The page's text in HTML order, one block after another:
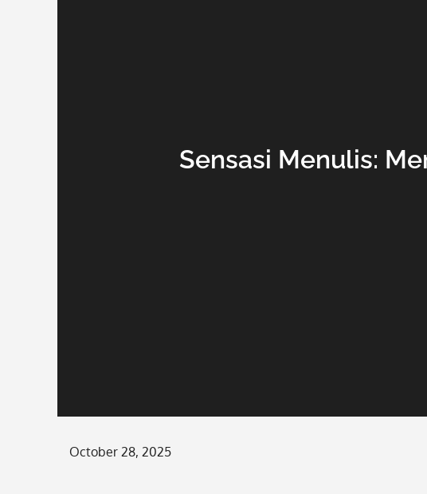
Sensasi Menulis:
Posted
October 28, 2025